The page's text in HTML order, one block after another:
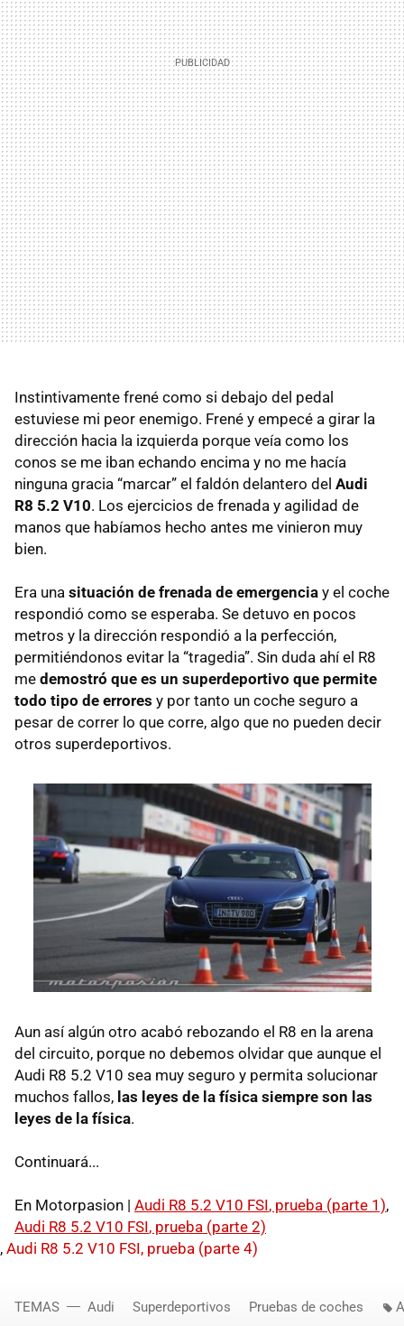
Instintivamente frené como si debajo del pedal
estuviese mi peor enemigo. Frené y empecé a girar la
dirección hacia la izquierda porque veía como los
conos se me iban echando encima y no me hacía
ninguna gracia “marcar” el faldón delantero del Audi
R8 5.2 V10. Los ejercicios de frenada y agilidad de
manos que habíamos hecho antes me vinieron muy
bien.
Era una situación de frenada de emergencia y el coche
respondió como se esperaba. Se detuvo en pocos
metros y la dirección respondió a la perfección,
permitiéndonos evitar la “tragedia”. Sin duda ahí el R8
me demostró que es un superdeportivo que permite
todo tipo de errores y por tanto un coche seguro a
pesar de correr lo que corre, algo que no pueden decir
otros superdeportivos.
Aun así algún otro acabó rebozando el R8 en la arena
del circuito, porque no debemos olvidar que aunque el
Audi R8 5.2 V10 sea muy seguro y permita solucionar
muchos fallos, las leyes de la física siempre son las
leyes de la física.
Continuará...
En Motorpasion | Audi R8 5.2 V10 FSI, prueba (parte 1),
Audi R8 5.2 V10 FSI, prueba (parte 2)
, Audi R8 5.2 V10 FSI, prueba (parte 4)
TEMAS Audi Superdeportivos Pruebas de coches